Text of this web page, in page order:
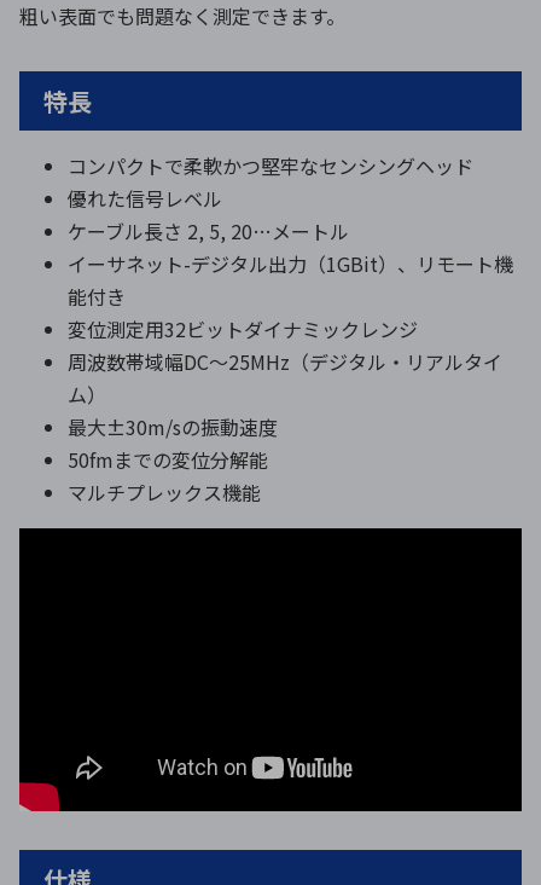
粗い表面でも問題なく測定できます。
特長
コンパクトで柔軟かつ堅牢なセンシングヘッド
優れた信号レベル
ケーブル長さ 2, 5, 20…メートル
イーサネット-デジタル出力（1GBit）、リモート機
能付き
変位測定用32ビットダイナミックレンジ
周波数帯域幅DC～25MHz（デジタル・リアルタイ
ム）
最大±30m/sの振動速度
50fmまでの変位分解能
マルチプレックス機能